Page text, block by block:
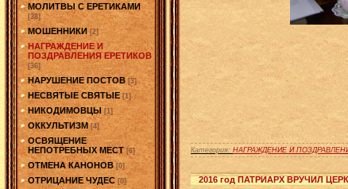
МОЛИТВЫ С ЕРЕТИКАМИ
[38]
МОШЕННИКИ [2]
НАГРАЖДЕНИЕ И
ПОЗДРАВЛЕНИЯ ЕРЕТИКОВ
[36]
НАРУШЕНИЕ ПОСТОВ [3]
НЕСВЯТЫЕ СВЯТЫЕ [1]
НИКОДИМОВЦЫ [1]
ОККУЛЬТИЗМ [4]
ОСВЯЩЕНИЕ
НЕПОТРЕБНЫХ МЕСТ [6]
ОТМЕНА КАНОНОВ [0]
ОТРИЦАНИЕ ЧУДЕС [0]
Категория: НАГРАЖДЕНИЕ И
2016 год ПАТРИАРХ ВРУЧИЛ